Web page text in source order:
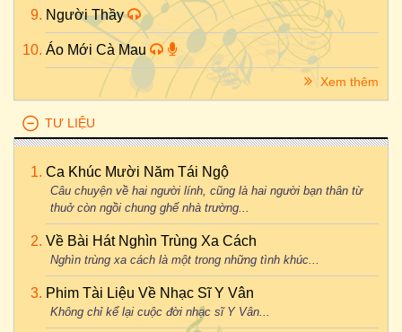
Người Thầy
Áo Mới Cà Mau
Xem thêm
TƯ LIỆU
Ca Khúc Mười Năm Tái Ngộ
Câu chuyện về hai người lính, cũng là hai người bạn thân từ
thuở còn ngồi chung ghế nhà trường...
Về Bài Hát Nghìn Trùng Xa Cách
Nghìn trùng xa cách là một trong những tình khúc...
Phim Tài Liệu Về Nhạc Sĩ Y Vân
Không chỉ kể lại cuộc đời nhạc sĩ Y Vân...